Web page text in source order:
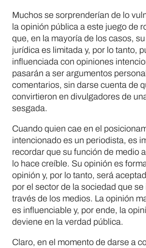
Muchos se sorprenderían de lo
la opinión pública a este juego de
que, en la mayoría de los casos,
jurídica es limitada y, por lo tanto,
influenciada con opiniones
pasarán a ser argumentos
comentarios, sin darse cuenta de
convirtieron en divulgadores de
sesgada.
Cuando quien cae en el
intencionado es un periodista, es
recordar que su función de medio
lo hace creíble. Su opinión es
opinión y, por lo tanto, será
por el sector de la sociedad que se
través de los medios. La opinión
es influenciable y, por ende, la
deviene en la verdad pública.
Claro, en el momento de darse a